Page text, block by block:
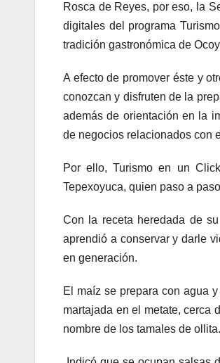
Rosca de Reyes, por eso, la
digitales del programa
tradición gastronómica de
A efecto de promover éste y
conozcan y disfruten de la
además de orientación en la
de negocios relacionados con
Por ello, Turismo en un
Tepexoyuca, quien paso a
Con la receta heredada de
aprendió a conservar y darle
en generación.
El maíz se prepara con agua
martajada en el metate, cerca
nombre de los tamales de ollita.